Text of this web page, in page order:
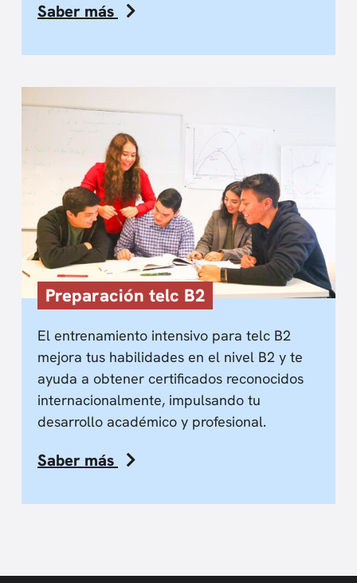
Saber más
Preparación telc B2
El entrenamiento intensivo para telc B2
mejora tus habilidades en el nivel B2 y te
ayuda a obtener certificados reconocidos
internacionalmente, impulsando tu
desarrollo académico y profesional.
Saber más